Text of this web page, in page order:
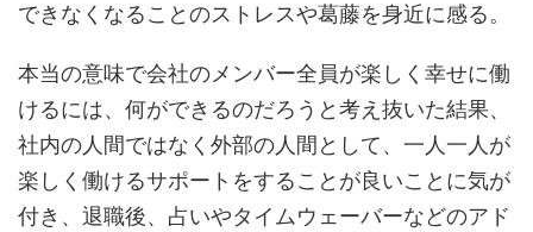
できなくなることのストレスや葛藤を身近に感る。
本当の意味で会社のメンバー全員が楽しく幸せに働
けるには、何ができるのだろうと考え抜いた結果、
社内の人間ではなく外部の人間として、一人一人が
楽しく働けるサポートをすることが良いことに気が
付き、退職後、占いやタイムウェーバーなどのアド